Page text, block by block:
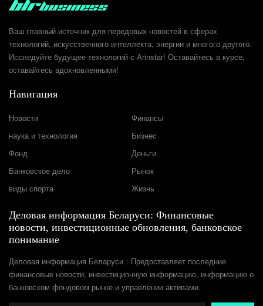
Ваш главный источник для передовых новостей в сферах
технологий, искусственного интеллекта, энергии и многого другого.
Исследуйте будущее технологий с Arinstar! Оставайтесь в курсе,
оставайтесь вдохновленными!
Навигация
Новости
Финансы
наука и технология
Бизнес
Фонд
Деньги
Банковское дело
Рынок
виды спорта
Жизнь
Деловая информация Беларуси: Финансовые
новости, инвестиционные обновления, банковское
понимание
Деловая информация Беларуси：Предоставляет последние
финансовые новости, инвестиционную информацию, информацию о
банковском фондовом рынке и управлении активами.